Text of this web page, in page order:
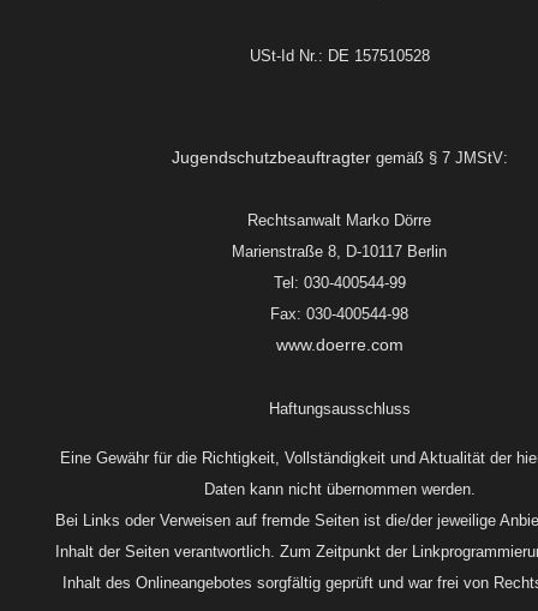
USt-Id Nr.: DE 157510528
Jugendschutzbeauftragter gemäß § 7 JMStV:
Rechtsanwalt Marko Dörre
Marienstraße 8, D-10117 Berlin
Tel: 030-400544-99
Fax: 030-400544-98
www.doerre.com
Haftungsausschluss
Eine Gewähr für die Richtigkeit, Vollständigkeit und Aktualität der
Daten kann nicht übernommen werden.
Bei Links oder Verweisen auf fremde Seiten ist die/der jeweilige
Inhalt der Seiten verantwortlich. Zum Zeitpunkt der
Inhalt des Onlineangebotes sorgfältig geprüft und war frei von